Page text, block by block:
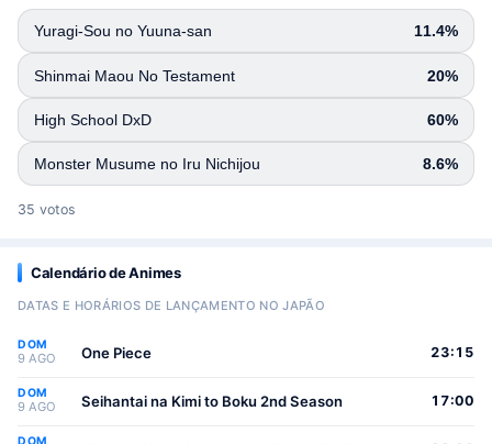
Yuragi-Sou no Yuuna-san 11.4%
Shinmai Maou No Testament 20%
High School DxD 60%
Monster Musume no Iru Nichijou 8.6%
35 votos
Calendário de Animes
DATAS E HORÁRIOS DE LANÇAMENTO NO JAPÃO
DOM
9 AGO One Piece 23:15
DOM
9 AGO Seihantai na Kimi to Boku 2nd Season 17:00